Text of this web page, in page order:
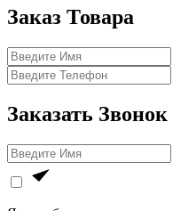
Заказ Товара
Заказать Звонок